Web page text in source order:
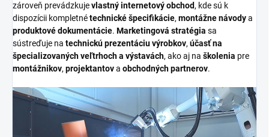
zároveň prevádzkujevlastný internetový obchod, kde sú k
dispozícii kompletnétechnické špecifikácie, montážne návodya
produktové dokumentácie. Marketingová stratégia sa
sústreďuje na technickú prezentáciu výrobkov, účasť na
špecializovaných veľtrhoch a výstavách, ako aj na školenia pre
montážnikov, projektantova obchodných partnerov.